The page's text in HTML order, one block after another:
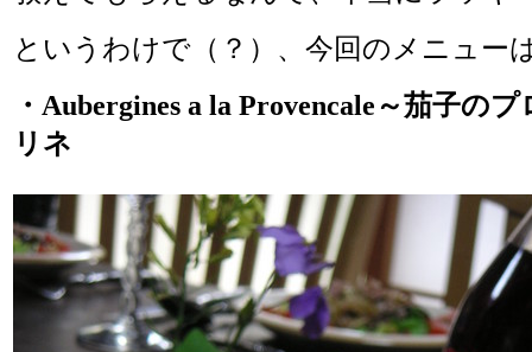
というわけで（？）、今回のメニュー
・Aubergines a la Provencale～茄子の
リネ